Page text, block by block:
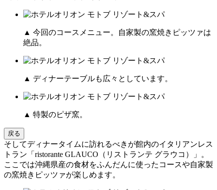
▲ 今回のコースメニュー。自家製の窯焼きピッツァは
絶品。
▲ ディナーテーブルも広々としています。
▲ 特製のピザ窯。
戻る
そしてディナータイムに訪れるべきが館内のイタリアンレス
トラン「ristorante GLAUCO（リストランテ グラウコ）」。
ここでは沖縄県産の食材をふんだんに使ったコースや自家製
の窯焼きピッツァが楽しめます。